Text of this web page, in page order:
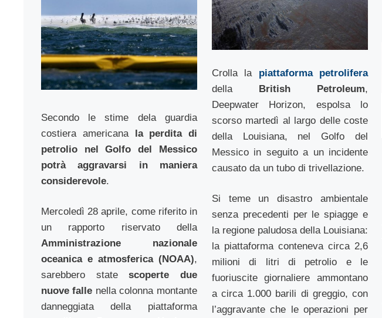
Secondo le stime dela guardia
costiera americana la perdita di
petrolio nel Golfo del Messico
potrà aggravarsi in maniera
considerevole.
Mercoledì 28 aprile, come riferito in
un rapporto riservato della
Amministrazione nazionale
oceanica e atmosferica (NOAA),
sarebbero statescoperte due
nuove falle nella colonna montante
danneggiata della piattaforma
Crolla la piattaforma petrolifera
della British Petroleum,
Deepwater Horizon, espolsa lo
scorso martedì al largo delle coste
della Louisiana, nel Golfo del
Messico in seguito a un incidente
causato da un tubo di trivellazione.
Si teme un disastro ambientale
senza precedenti per le spiagge e
la regione paludosa della Louisiana:
la piattaforma conteneva circa 2,6
milioni di litri di petrolio e le
fuoriuscite giornaliere ammontano
a circa 1.000 barili di greggio, con
l’aggravante che le operazioni per